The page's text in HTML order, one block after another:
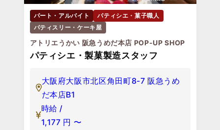
パート・アルバイト
パティシエ・菓子職人
パティスリー・ケーキ屋
アトリエうかい 阪急うめだ本店 POP-UP SHOP
パティシエ・製菓製造スタッフ
大阪府大阪市北区角田町8-7 阪急うめ
だ本店B1
時給 /
1,177 円 〜